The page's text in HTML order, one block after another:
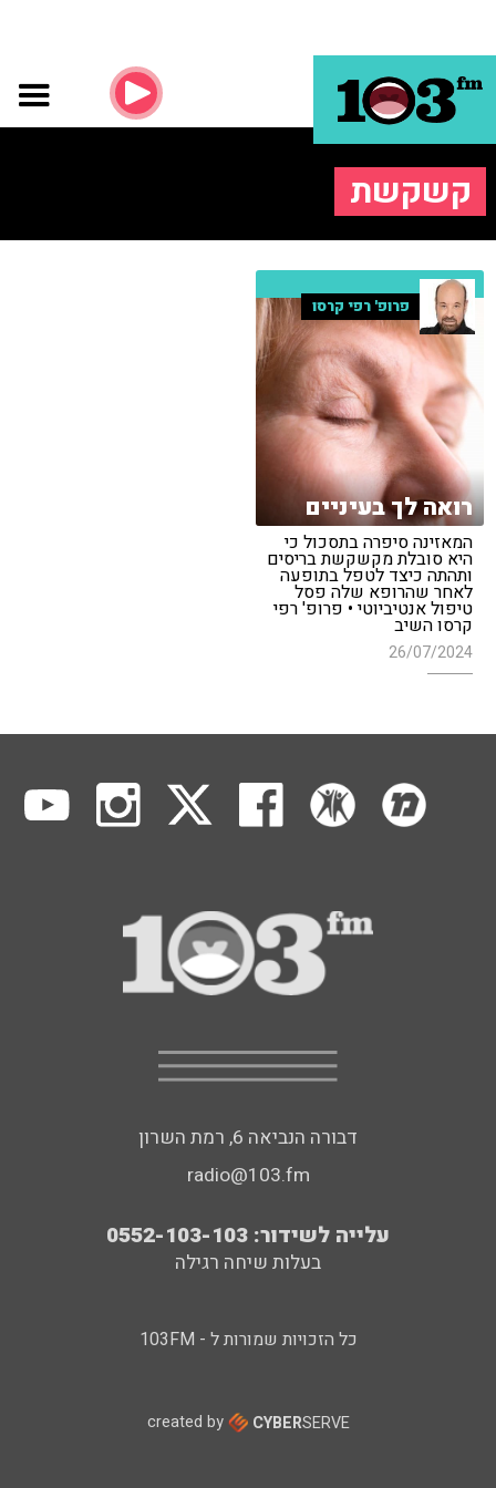
קשקשת
פרופ' רפי קרסו
רואה לך בעיניים
המאזינה סיפרה בתסכול כי
היא סובלת מקשקשת בריסים
ותהתה כיצד לטפל בתופעה
לאחר שהרופא שלה פסל
טיפול אנטיביוטי • פרופ' רפי
קרסו השיב
26/07/2024
דבורה הנביאה 6, רמת השרון
radio@103.fm
עלייה לשידור: 0552-103-103
בעלות שיחה רגילה
כל הזכויות שמורות ל - 103FM
created by CYBERSERVE